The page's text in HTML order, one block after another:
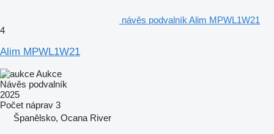
návěs podvalník Alim MPWL1W21
4
Alim MPWL1W21
Aukce
Návěs podvalník
2025
Počet náprav 3
Španělsko, Ocana River